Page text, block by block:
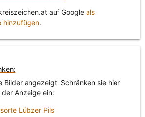
auf Google als
hinzufügen.
Bilder angezeigt. Schränken sie hier
Anzeige ein:
Lübzer Pils